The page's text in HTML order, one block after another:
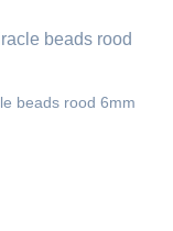
beads rood 6mm